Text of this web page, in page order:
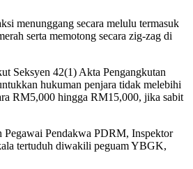
menunggang secara melulu termasuk
serta memotong secara zig-zag di
Seksyen 42(1) Akta Pengangkutan
hukuman penjara tidak melebihi
RM5,000 hingga RM15,000, jika sabit
Pegawai Pendakwa PDRM, Inspektor
tertuduh diwakili peguam YBGK,